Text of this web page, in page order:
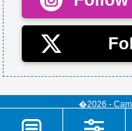
�2026 -